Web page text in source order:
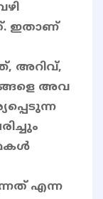
ഇതാണ്
അറിവ്,
അവ
എന്ന